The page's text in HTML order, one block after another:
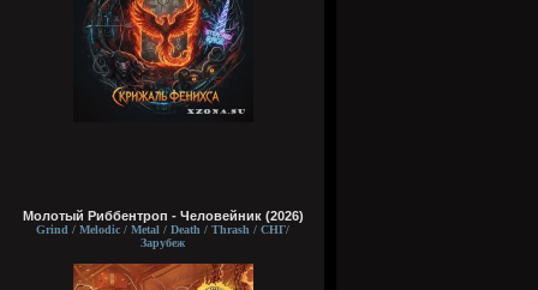
Молотый Риббентроп - Человейник (2026)
Grind / Melodic / Metal / Death / Thrash / СНГ/
Зарубеж